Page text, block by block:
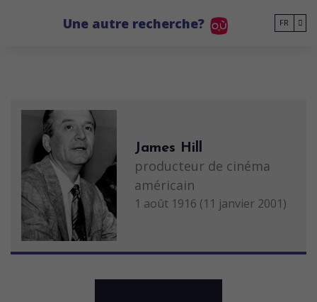
Une autre recherche? FR
James Hill
producteur de cinéma
américain
1 août 1916 (11 janvier 2001)